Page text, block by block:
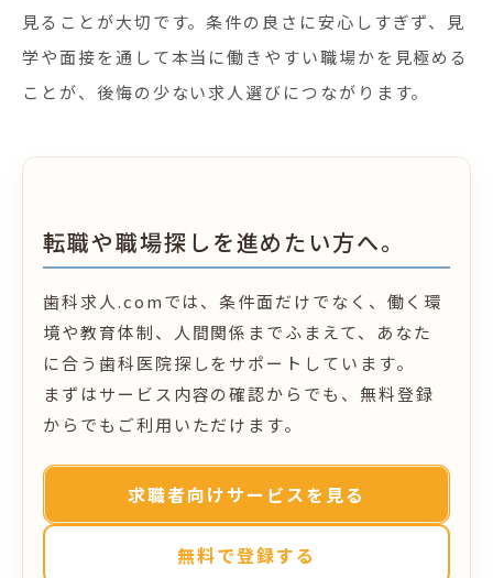
見ることが大切です。条件の良さに安心しすぎず、見
学や面接を通して本当に働きやすい職場かを見極める
ことが、後悔の少ない求人選びにつながります。
転職や職場探しを進めたい方へ。
歯科求人.comでは、条件面だけでなく、働く環
境や教育体制、人間関係までふまえて、あなた
に合う歯科医院探しをサポートしています。
まずはサービス内容の確認からでも、無料登録
からでもご利用いただけます。
求職者向けサービスを見る
無料で登録する